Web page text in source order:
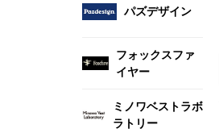
パズデザイン
フォックスファ
イヤー
ミノワベストラボ
ラトリー